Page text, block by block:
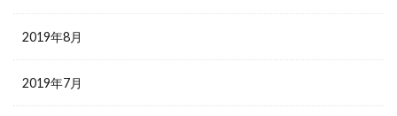
2019年8月
2019年7月